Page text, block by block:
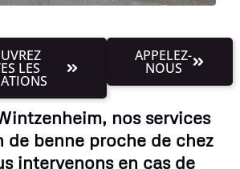
LES
APPELEZ-
NOUS
nos services
de benne proche de chez
intervenons en cas de